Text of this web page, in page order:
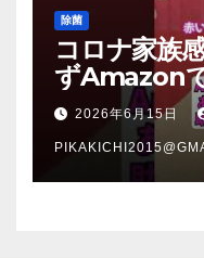
除菌
コロナ家族
ずAmazon
介 #Shorts
2026年6月15日